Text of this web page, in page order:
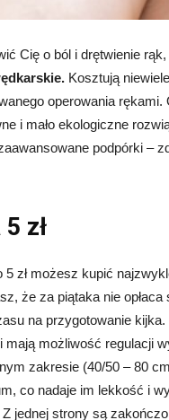
Cię o ból i drętwienie
Kosztują
operowania
i mało ekologiczne
podpórki –
zł
5 zł możesz kupić
że za piątaka nie
na przygotowanie
mają możliwość regulacji
zakresie (40/50 – 80
co nadaje im lekkość i
jednej strony są